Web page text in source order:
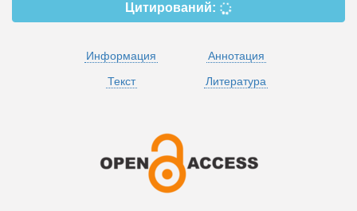
Цитирований:
Информация
Аннотация
Текст
Литература